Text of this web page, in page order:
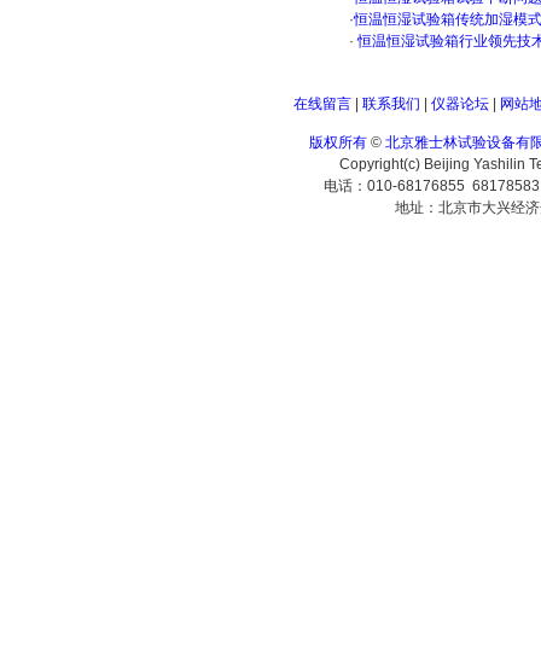
·恒温恒湿试验箱传统加湿模
· 恒温恒湿试验箱行业领先技
在线留言| 联系我们 仪器论坛| 网站
版权所有 © 北京雅士林试验设备有
Copyright(c) Beijing Yashilin
电话：010-68176855
地址：北京市大兴经